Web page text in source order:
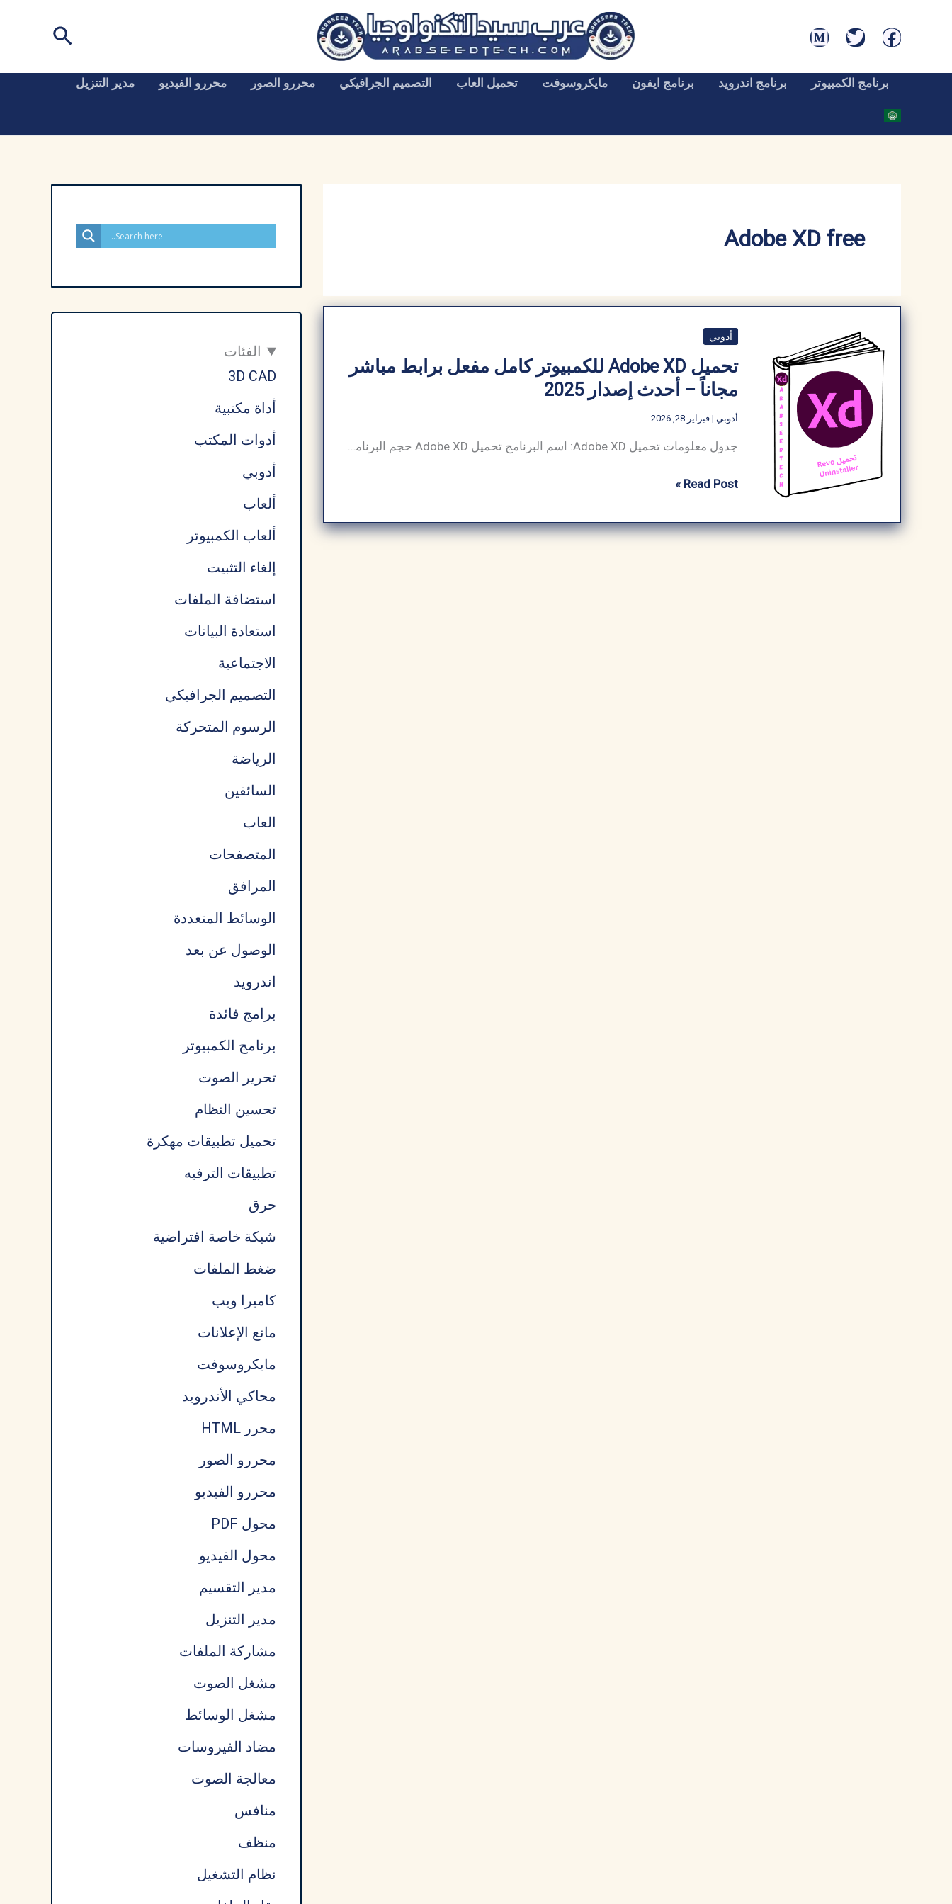
البحث
برنامج الكمبيوتر برنامج اندرويد برنامج ايفون مايكروسوفت تحميل العاب التصميم الجرافيكي محررو الصور محررو الفيديو مدير التنزيل
Adobe XD free
أدوبي
تحميل​ Adobe XD للكمبيوتر كامل مفعل برابط مباشر
مجاناً – أحدث إصدار 2025
أدوبي |فبراير 28, 2026
تحميل​
XD
Read Post »
الفئات
3D CAD
أداة مكتبية
أدوات المكتب
أدوبي
ألعاب
ألعاب الكمبيوتر
إلغاء التثبيت
استضافة الملفات
استعادة البيانات
الاجتماعية
التصميم الجرافيكي
الرسوم المتحركة
الرياضة
السائقين
العاب
المتصفحات
المرافق
الوسائط المتعددة
الوصول عن بعد
اندرويد
برامج فائدة
برنامج الكمبيوتر
تحرير الصوت
تحسين النظام
تحميل تطبيقات مهكرة
تطبيقات الترفيه
حرق
شبكة خاصة افتراضية
ضغط الملفات
كاميرا ويب
مانع الإعلانات
مايكروسوفت
محاكي الأندرويد
محرر HTML
محررو الصور
محررو الفيديو
محول PDF
محول الفيديو
مدير التقسيم
مدير التنزيل
مشاركة الملفات
مشغل الصوت
مشغل الوسائط
مضاد الفيروسات
معالجة الصوت
منافس
منظف
نظام التشغيل